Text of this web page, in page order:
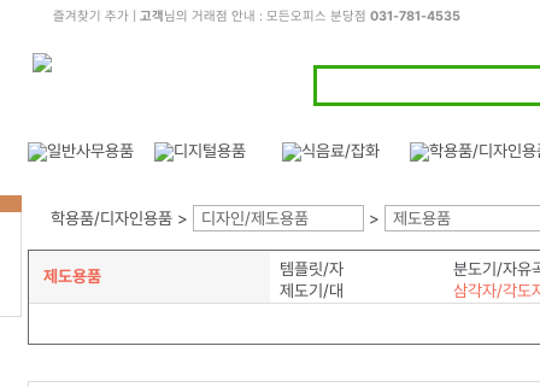
즐겨찾기 추가| 고객님의 거래점 안내 : 모든오피스 분당점 031-781-4535
학용품/디자인용품 > 디자인/제도용품 > 제도용품
제도용품 템플릿/자
분도기/자유
제도기/대
삼각자/각도